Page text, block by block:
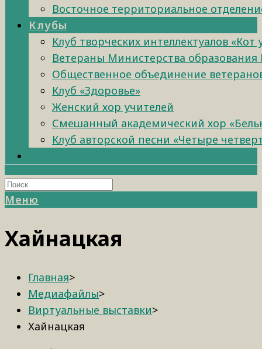
Восточное территориальное
Клубы
Клуб творческих интеллектуалов «Кот
Ветераны Министерства образования
Общественное объединение
Клуб «Здоровье»
Женский хор учителей
Смешанный академический хор
Клуб авторской песни «Четыре
Меню
Хайнацкая
Главная>
Медиафайлы>
Виртуальные выставки>
Хайнацкая